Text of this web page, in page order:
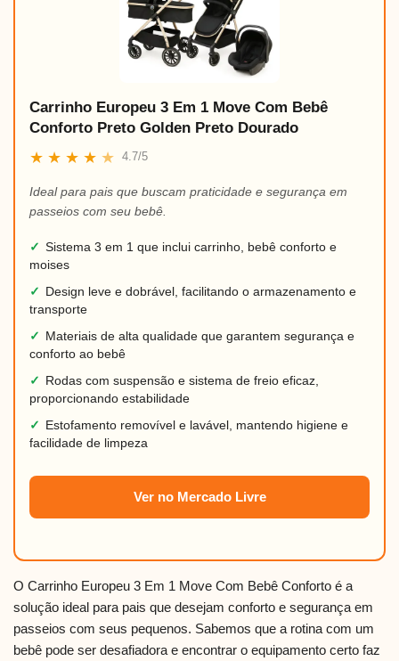
Carrinho Europeu 3 Em 1 Move Com Bebê
Conforto Preto Golden Preto Dourado
★ ★ ★ ★ ★ 4.7/5
Ideal para pais que buscam praticidade e segurança em
passeios com seu bebê.
✓ Sistema 3 em 1 que inclui carrinho, bebê conforto e
moises
✓
Design leve e dobrável, facilitando o armazenamento e
transporte
✓
Materiais de alta qualidade que garantem segurança e
conforto ao bebê
✓
Rodas com suspensão e sistema de freio eficaz,
proporcionando estabilidade
✓
Estofamento removível e lavável, mantendo higiene e
facilidade de limpeza
Ver no Mercado Livre
O Carrinho Europeu 3 Em 1 Move Com Bebê Conforto é a
solução ideal para pais que desejam conforto e segurança em
passeios com seus pequenos. Sabemos que a rotina com um
bebê pode ser desafiadora e encontrar o equipamento certo faz